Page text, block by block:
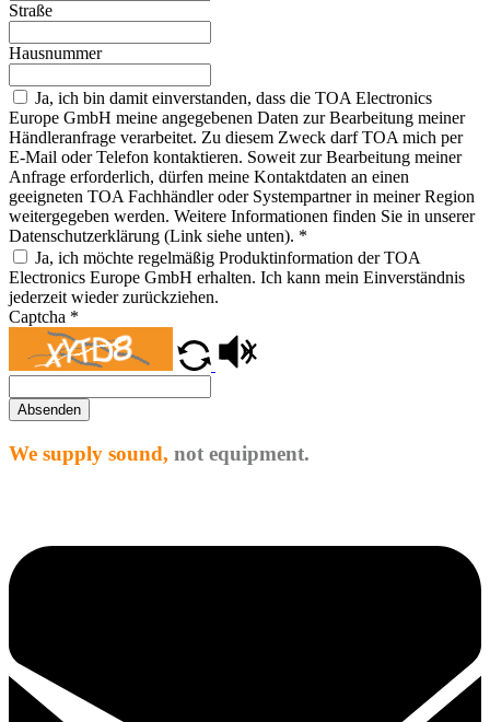
Straße
Hausnummer
Ja, ich bin damit einverstanden, dass die TOA Electronics
Europe GmbH meine angegebenen Daten zur Bearbeitung meiner
Händleranfrage verarbeitet. Zu diesem Zweck darf TOA mich per
E-Mail oder Telefon kontaktieren. Soweit zur Bearbeitung meiner
Anfrage erforderlich, dürfen meine Kontaktdaten an einen
geeigneten TOA Fachhändler oder Systempartner in meiner Region
weitergegeben werden. Weitere Informationen finden Sie in unserer
Datenschutzerklärung (Link siehe unten). *
Ja, ich möchte regelmäßig Produktinformation der TOA
Electronics Europe GmbH erhalten. Ich kann mein Einverständnis
jederzeit wieder zurückziehen.
Captcha *
Absenden
We supply sound, not equipment.